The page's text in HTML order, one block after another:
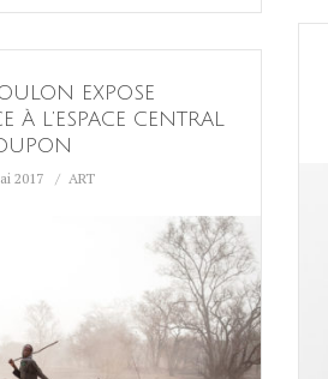
EXPOSE
À L’ESPACE CENTRAL
2017 ART